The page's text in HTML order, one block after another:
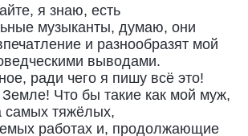
я знаю, есть
музыканты, думаю, они
и разнообразят мой
выводами.
ради чего я пишу всё это!
Что бы такие как мой муж,
самых тяжёлых,
работах и, продолжающие